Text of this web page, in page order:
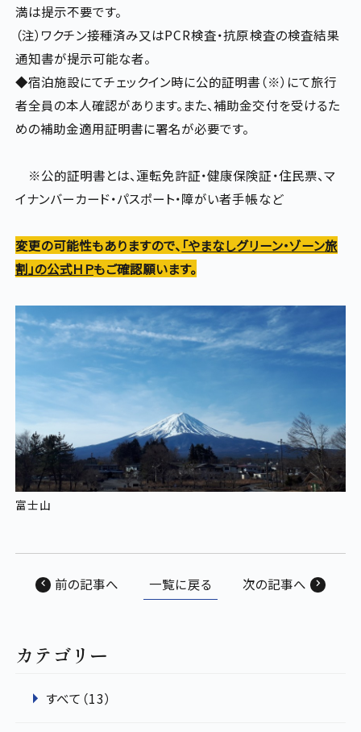
満は提示不要です。
（注）ワクチン接種済み又はPCR検査・抗原検査の検査結果
通知書が提示可能な者。
◆宿泊施設にてチェックイン時に公的証明書（※）にて旅行
者全員の本人確認があります。また、補助金交付を受けるた
めの補助金適用証明書に署名が必要です。
※公的証明書とは、運転免許証・健康保険証・住民票、マ
イナンバーカード・パスポート・障がい者手帳など
変更の可能性もありますので、 「やまなしグリーン・ゾーン旅
割」の公式ＨＰもご確認願います。
富士山
前の記事へ 一覧に戻る 次の記事へ
カテゴリー
すべて（13）